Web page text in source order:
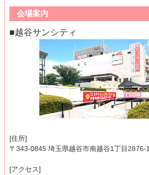
会場案内
■越谷サンシティ
[住所]
〒343-0845 埼玉県越谷市南越谷1丁目2876-1
[アクセス]